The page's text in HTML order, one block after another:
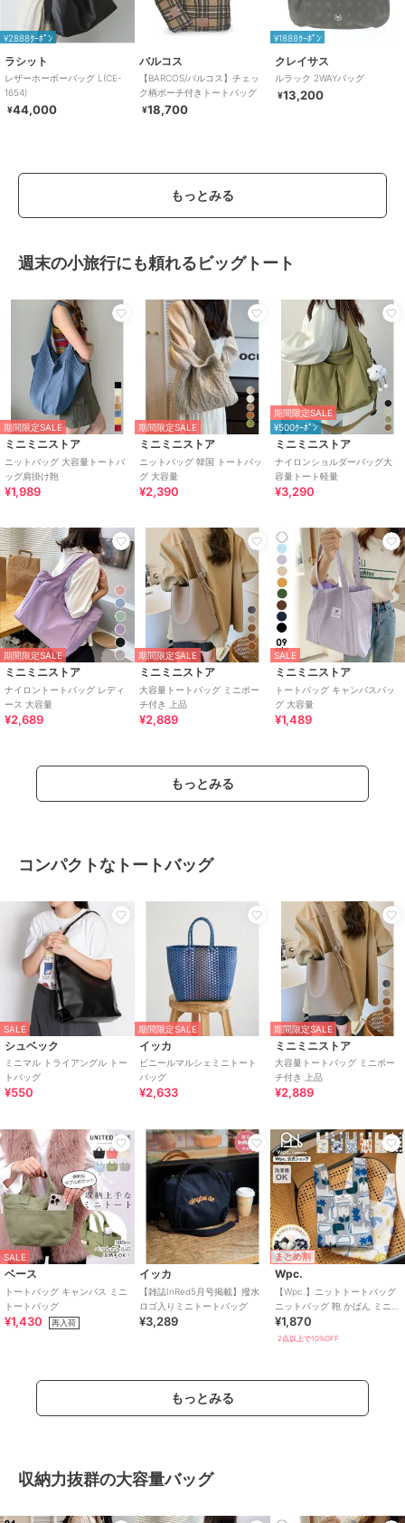
¥2888ｸｰﾎﾟﾝ
ラシット
レザーホーボーバッグ L(CE-
1654)
¥44,000
バルコス
【BARCOS/バルコス】チェッ
ク柄ポーチ付きトートバッグ
¥18,700
¥1888ｸｰﾎﾟﾝ
クレイサス
ルラック 2WAYバッグ
¥13,200
もっとみる
週末の小旅行にも頼れるビッグトート
期間限定SALE
ミニミニストア
ニットバッグ 大容量トートバ
ッグ肩掛け鞄
¥1,989
期間限定SALE
ミニミニストア
ニットバッグ 韓国 トートバッ
グ 大容量
¥2,390
期間限定SALE
¥500ｸｰﾎﾟﾝ
ミニミニストア
ナイロンショルダーバッグ大
容量トート軽量
¥3,290
期間限定SALE
ミニミニストア
ナイロントートバッグ レディ
ース 大容量
¥2,689
期間限定SALE
ミニミニストア
大容量トートバッグ ミニポー
チ付き 上品
¥2,889
SALE
ミニミニストア
トートバッグ キャンバスバッ
グ 大容量
¥1,489
もっとみる
コンパクトなトートバッグ
SALE
シュベック
ミニマル トライアングル トー
トバッグ
¥550
期間限定SALE
イッカ
ビニールマルシェミニトート
バッグ
¥2,633
期間限定SALE
ミニミニストア
大容量トートバッグ ミニポー
チ付き 上品
¥2,889
SALE
ベース
トートバッグ キャンバス ミニ
トートバッグ
¥1,430 再入荷
イッカ
【雑誌InRed5月号掲載】撥水
ロゴ入りミニトートバッグ
¥3,289
まとめ割
Wpc.
【Wpc.】ニットトートバッグ
ニットバッグ 鞄 かばん ミニ
サブバッグ レディース 洗濯可
能
¥1,870
2点以上で10%OFF
もっとみる
収納力抜群の大容量バッグ